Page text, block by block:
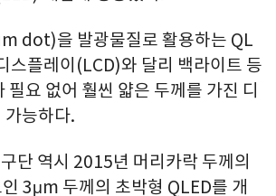
dot)을 발광물질로 활용하는 QL
스플레이(LCD)와 달리 백라이트 등
필요 없어 훨씬 얇은 두께를 가진 디
가능하다.
단 역시 2015년 머리카락 두께의
3μm 두께의 초박형 QLED를 개